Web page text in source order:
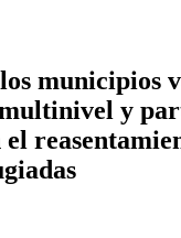
municipios
y